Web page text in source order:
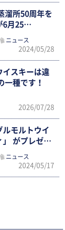
溜所50周年を
6月25…
ニュース
2024/05/28
イスキーは違
一種です！
2026/07/28
ルモルトウイ
」 がプレゼ
ニュース
2024/05/17